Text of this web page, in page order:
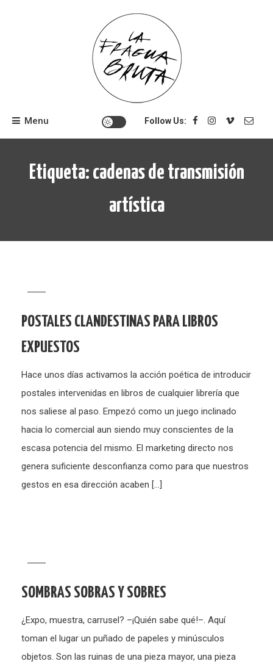
Menu Follow Us:
Etiqueta: cadenas de transmisión
artística
POSTALES CLANDESTINAS PARA LIBROS
EXPUESTOS
Hace unos días activamos la acción poética de introducir
postales intervenidas en libros de cualquier librería que
nos saliese al paso. Empezó como un juego inclinado
hacia lo comercial aun siendo muy conscientes de la
escasa potencia del mismo. El marketing directo nos
genera suficiente desconfianza como para que nuestros
gestos en esa dirección acaben […]
SOMBRAS SOBRAS Y SOBRES
¿Expo, muestra, carrusel? –¡Quién sabe qué!–. Aquí
toman el lugar un puñado de papeles y minúsculos
objetos. Son las ruinas de una pieza mayor, una pieza